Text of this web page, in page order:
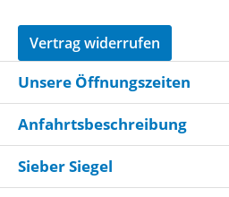
Vertrag widerrufen
Unsere Öffnungszeiten
Anfahrtsbeschreibung
Sieber Siegel